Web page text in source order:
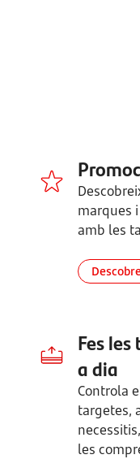
marques
amb les
Fes
a dia
Controla
targetes,
les